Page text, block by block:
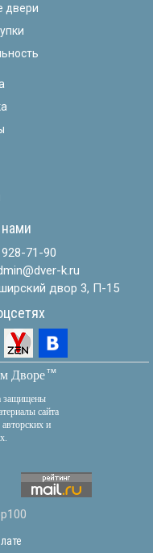
двери
928-71-90
k.ru
двор 3, П-15
Дворетм
защищены
сайта
и